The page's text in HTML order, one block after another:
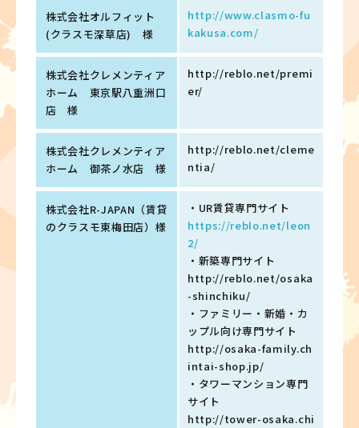
株式会社オルフィット
(クラスモ深草店) 様
http://www.clasmo-fu
kakusa.com/
株式会社クレメンティア
ホーム 東京駅八重洲口
店 様
http://reblo.net/premi
er/
株式会社クレメンティア
ホーム 御茶ノ水店 様
http://reblo.net/cleme
ntia/
株式会社R-JAPAN（賃貸
のクラスモ東梅田店）様
・UR賃貸専門サイト
https://reblo.net/leon
2/
・新築専門サイト
http://reblo.net/osaka
-shinchiku/
・ファミリー・新婚・カ
ップル向け専門サイト
http://osaka-family.ch
intai-shop.jp/
・タワーマンション専門
サイト
http://tower-osaka.chi